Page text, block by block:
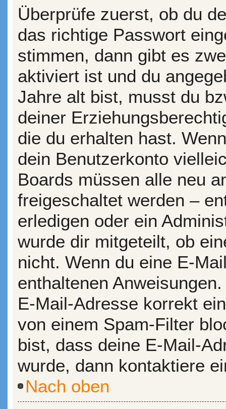
Überprüfe zuerst, ob du
das richtige Passwort
stimmen, dann gibt es
aktiviert ist und du
Jahre alt bist, musst du
deiner
die du erhalten hast.
dein Benutzerkonto
Boards müssen alle neu
freigeschaltet werden –
erledigen oder ein
wurde dir mitgeteilt, ob
nicht. Wenn du eine E-
enthaltenen
E-Mail-Adresse korrekt
von einem Spam-Filter
bist, dass deine E-Mail-
wurde, dann kontaktiere
Nach oben